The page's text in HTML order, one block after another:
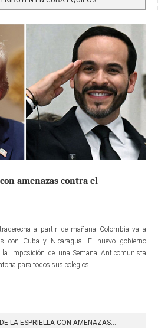
amenazas contra el
a partir de mañana Colombia va a
con Cuba y Nicaragua. El nuevo gobierno
imposición de una Semana Anticomunista
para todos sus colegios.
LA ESPRIELLA CON AMENAZAS...